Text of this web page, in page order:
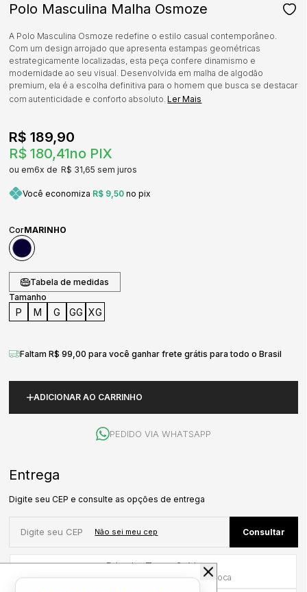
Polo Masculina Malha Osmoze
A Polo Masculina Osmoze redefine o estilo casual contemporâneo.
Com um design arrojado que apresenta estampas geométricas
estrategicamente localizadas, esta peça confere dinamismo e
modernidade ao seu visual. Desenvolvida em malha de algodão
premium, ela é a escolha definitiva para o homem que busca se destacar
com autenticidade e conforto absoluto.Ler Mais
R$ 180,41no PIX
R$ 189,90
6x R$ 31,65sem juros
Você economiza R$ 9,50 no pix
CorMARINHO
Tabela de medidas
Tamanho
P M G GG XG
ADICIONAR AO CARRINHO
Faltam R$ 99,00 para você ganhar frete grátis para todo o Brasil
PEDIDO VIA WHATSAPP
Primeira Troca Grátis
Frete por nossa conta na primeira troca